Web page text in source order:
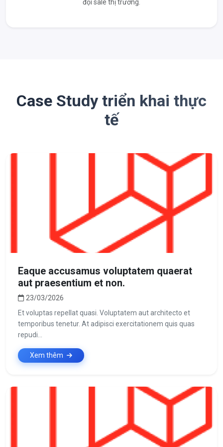
đội sale thị trường.
Case Study triển khai thực
tế
Eaque accusamus voluptatem quaerat
aut praesentium et non.
23/03/2026
Et voluptas repellat quasi. Voluptatem aut architecto et
temporibus tenetur. At adipisci exercitationem quis quas
repudi...
Xem thêm